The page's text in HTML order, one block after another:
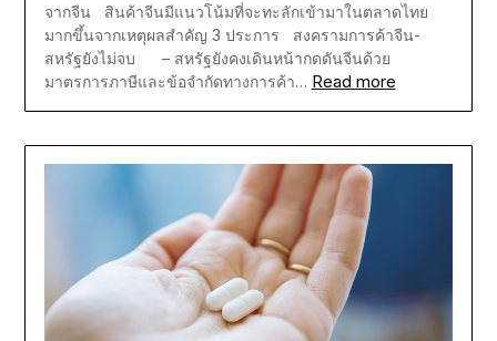
จากจีน สินค้าจีนมีแนวโน้มที่จะทะลักเข้ามาในตลาดไทย
มากขึ้นจากเหตุผลสำคัญ 3 ประการ สงครามการค้าจีน-
สหรัฐยังไม่จบ – สหรัฐยังคงเดินหน้ากดดันจีนด้วย
มาตรการภาษีและข้อจำกัดทางการค้า… Read more